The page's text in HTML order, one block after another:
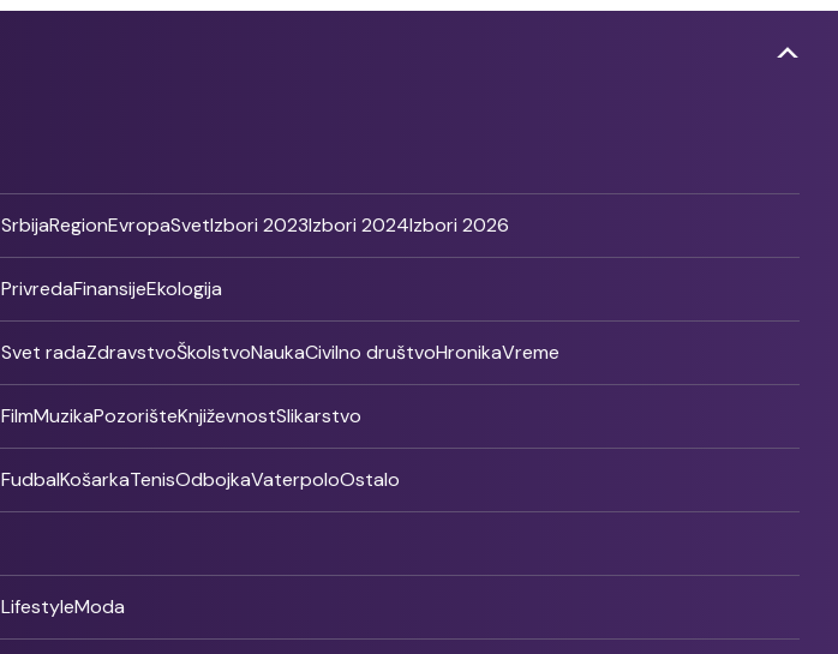
SrbijaRegionEvropaSvetIzbori 2023Izbori 2024Izbori 2026
PrivredaFinansijeEkologija
Svet radaZdravstvoŠkolstvoNaukaCivilno društvoHronikaVreme
FilmMuzikaPozorišteKnjiževnostSlikarstvo
FudbalKošarkaTenisOdbojkaVaterpoloOstalo
LifestyleModa